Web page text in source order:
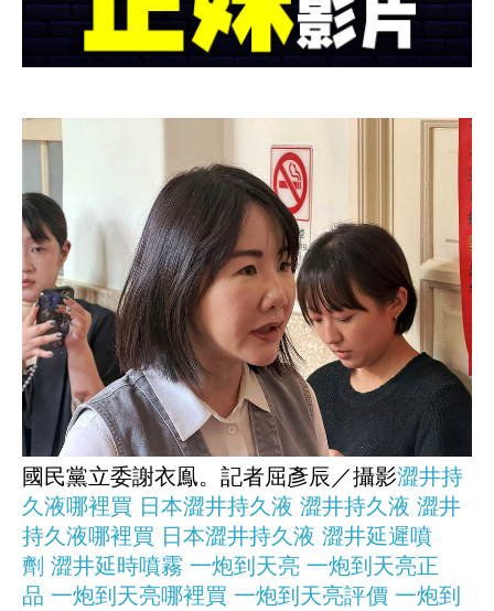
國民黨立委謝衣鳯。記者屈彥辰／攝影澀井持
久液哪裡買 日本澀井持久液 澀井持久液 澀井
持久液哪裡買 日本澀井持久液 澀井延遲噴
劑 澀井延時噴霧 一炮到天亮 一炮到天亮正
品 一炮到天亮哪裡買 一炮到天亮評價 一炮到